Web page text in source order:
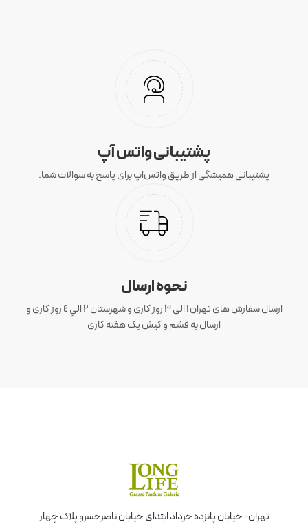
پشتیبانی واتس آپ
پشتیبانی همیشگی از طریق واتس‌اپ برای پاسخ به سوالات شما.
نحوه ارسال
ارسال سفارش های تهران 1 الی 3 روز کاری و شهرستان ٢ الي ٤ روز کاری و
ارسال به قشم و کیش یک هفته کاری
تهران- خیابان پانزده خرداد ابتدای خیابان ناصرخسرو پلاک چهار